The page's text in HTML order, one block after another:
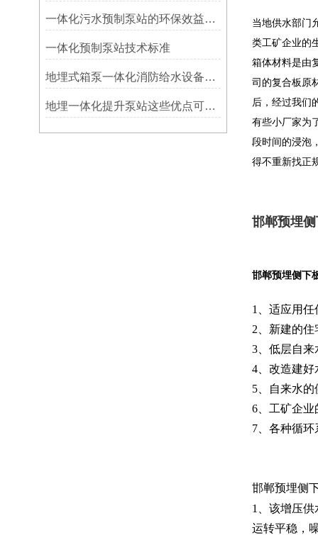
一体化污水预制泵站的环保效益解析
一体化预制泵站技术标准
地埋式箱泵一体化消防给水设备使用中出现问题的解决方案
地埋一体化提升泵站这些优点可以说是很明显了
当地供水部门
类工矿企业的
箱体材料是由
司的复合板原
后，经过我们
有些小厂家为
段时间的浸泡
得不重新找正
邯郸预埋
邯郸预埋侧下
1、适应用
2、新建的
3、低层自
4、改造建
5、自来水
6、工矿企
7、各种循环
邯郸预埋侧
1、该增压
运转平稳，